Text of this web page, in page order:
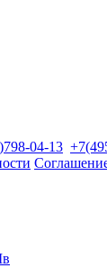
04-13